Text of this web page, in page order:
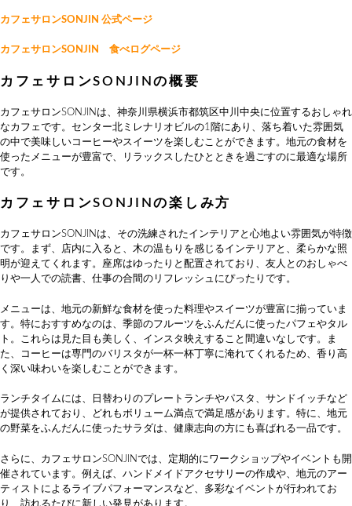
カフェサロンSONJIN 公式ページ
カフェサロンSONJIN 食べログページ
カフェサロンSONJINの概要
カフェサロンSONJINは、神奈川県横浜市都筑区中川中央に位置するおしゃれ
なカフェです。センター北ミレナリオビルの1階にあり、落ち着いた雰囲気
の中で美味しいコーヒーやスイーツを楽しむことができます。地元の食材を
使ったメニューが豊富で、リラックスしたひとときを過ごすのに最適な場所
です。
カフェサロンSONJINの楽しみ方
カフェサロンSONJINは、その洗練されたインテリアと心地よい雰囲気が特徴
です。まず、店内に入ると、木の温もりを感じるインテリアと、柔らかな照
明が迎えてくれます。座席はゆったりと配置されており、友人とのおしゃべ
りや一人での読書、仕事の合間のリフレッシュにぴったりです。
メニューは、地元の新鮮な食材を使った料理やスイーツが豊富に揃っていま
す。特におすすめなのは、季節のフルーツをふんだんに使ったパフェやタル
ト。これらは見た目も美しく、インスタ映えすること間違いなしです。ま
た、コーヒーは専門のバリスタが一杯一杯丁寧に淹れてくれるため、香り高
く深い味わいを楽しむことができます。
ランチタイムには、日替わりのプレートランチやパスタ、サンドイッチなど
が提供されており、どれもボリューム満点で満足感があります。特に、地元
の野菜をふんだんに使ったサラダは、健康志向の方にも喜ばれる一品です。
さらに、カフェサロンSONJINでは、定期的にワークショップやイベントも開
催されています。例えば、ハンドメイドアクセサリーの作成や、地元のアー
ティストによるライブパフォーマンスなど、多彩なイベントが行われてお
り、訪れるたびに新しい発見があります。